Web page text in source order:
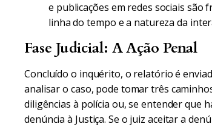
e publicações em redes sociais
linha do tempo e a natureza da
Fase Judicial: A Ação Penal
Concluído o inquérito, o relatório é
analisar o caso, pode tomar três
diligências à polícia ou, se entender que
denúncia à Justiça. Se o juiz aceitar a